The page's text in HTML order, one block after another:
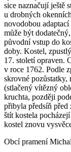
sice naznačují ještě
u drobných
novodobou
může být
původní vstup do
doby. Kostel,
17. století opraven.
v roce 1762. Podle
skrovné pozůstatky,
(stlačený vítězný
kruchta, později
přibyla předsíň před
štít kostela
kostel znovu
Obcí pramení